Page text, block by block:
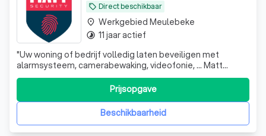
local_offer Direct beschikbaar
"Uw woning of bedrijf volledig laten beveiligen met
alarmsysteem, camerabewaking, videofonie, ... Matt
Security is hiervoor dé partner. Zij helpen hun klanten van A
pakket! Grote dank aan zaakvoerder Bart Mattan voor het
vlotte intake gesprek, de vlotte communicatie alsook de
perfect uitgevoerde plaatsing. Wij hebben een heel goed
gevoel bij dit bedrijf. Een tevreden klant!"
Beschikbaarheid
Prijsopgave
place Werkgebied Meulebeke
timelapse 11 jaar actief